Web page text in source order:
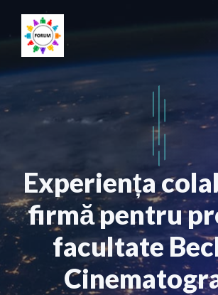
conținut
Experiența
firmă pentru
facultate